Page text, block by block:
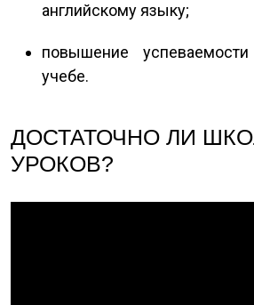
английскому языку;
повышение
учебе.
ДОСТАТОЧНО ЛИ
УРОКОВ?